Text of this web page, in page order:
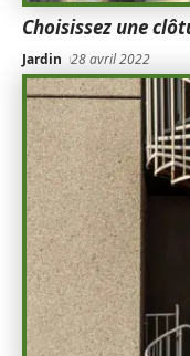
Choisissez une
Jardin 28 avril 2022